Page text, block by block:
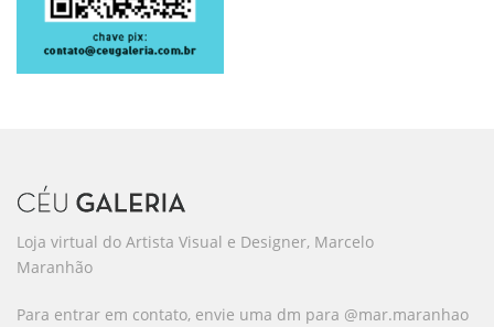
Loja virtual do Artista Visual e Designer, Marcelo
Maranhão
Para entrar em contato, envie uma dm para @mar.maranhao